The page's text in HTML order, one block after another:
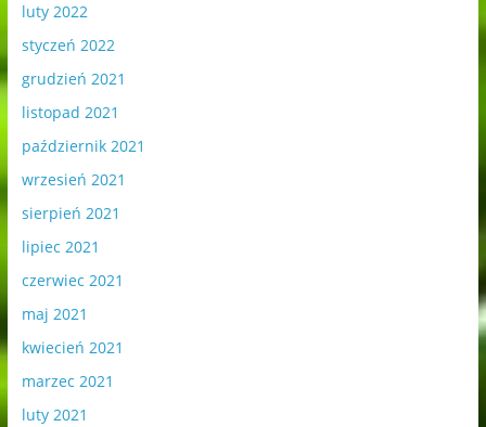
luty 2022
styczeń 2022
grudzień 2021
listopad 2021
październik 2021
wrzesień 2021
sierpień 2021
lipiec 2021
czerwiec 2021
maj 2021
kwiecień 2021
marzec 2021
luty 2021